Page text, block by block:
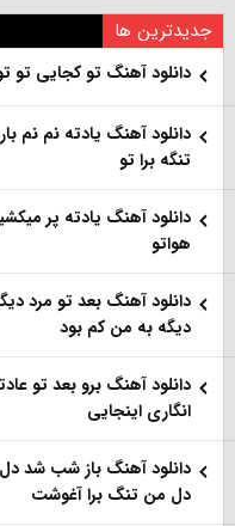
جدیدترین ها
دانلود آهنگ تو کجایی تو
دانلود آهنگ یادته نم نم
تنگه برا تو
دانلود آهنگ یادته پر
هواتو
دانلود آهنگ بعد تو مرد
دیگه به من کم بود
دانلود آهنگ برو بعد تو
انگاری اینجایی
دانلود آهنگ باز شب شد
دل من تنگ برا آغوشت